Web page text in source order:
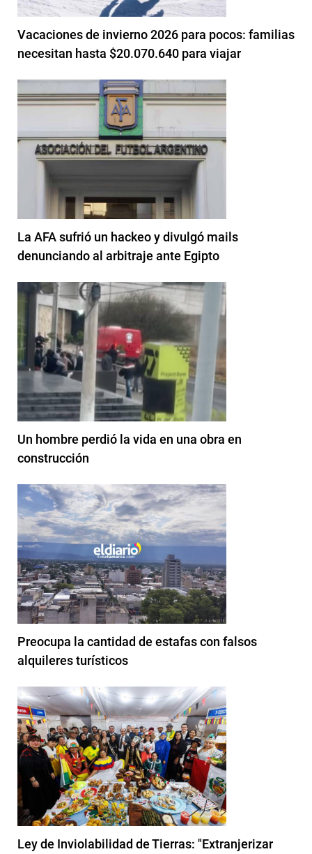
Vacaciones de invierno 2026 para pocos: familias
necesitan hasta $20.070.640 para viajar
La AFA sufrió un hackeo y divulgó mails
denunciando al arbitraje ante Egipto
Un hombre perdió la vida en una obra en
construcción
Preocupa la cantidad de estafas con falsos
alquileres turísticos
Ley de Inviolabilidad de Tierras: "Extranjerizar